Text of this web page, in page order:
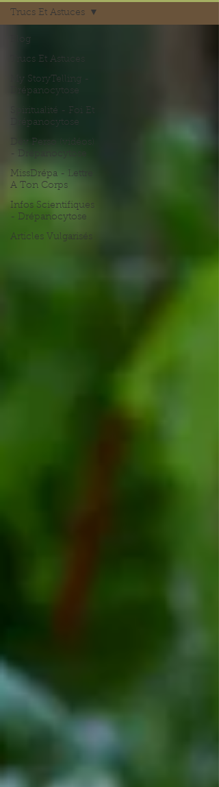
Blog
Trucs Et Astuces
My StoryTelling -
Drépanocytose
Spiritualité - Foi Et
Drépanocytose
Dév Perso (vidéos)
- Drépanocytose
MissDrépa - Lettre
A Ton Corps
Infos Scientifiques
- Drépanocytose
Articles Vulgarisés
Trucs Et Astuces